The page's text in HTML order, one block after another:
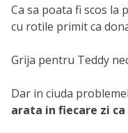
Ca sa poata fi scos la
cu rotile primit ca
Grija pentru Teddy
Dar in ciuda
arata in fiecare zi